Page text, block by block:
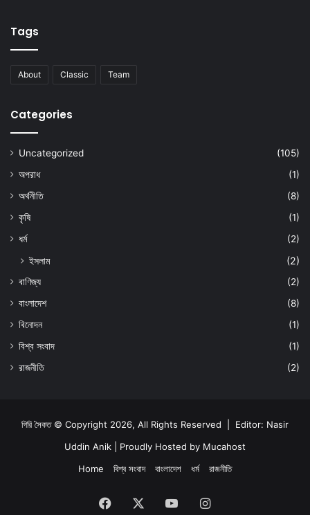
Tags
About Classic Team
Categories
Uncategorized
(105)
অপরাধ
(1)
অর্থনীতি
(8)
কৃষি
(1)
ধর্ম
(2)
ইসলাম (2)
বাণিজ্য
(2)
বাংলাদেশ
(8)
বিনোদন
(1)
বিশ্ব সংবাদ
(1)
রাজনীতি
(2)
গিরি সৈকত © Copyright 2026, All Rights Reserved | Editor: Nasir
Uddin Anik | Proudly Hosted by Mucahost
Home
বিশ্ব সংবাদ বাংলাদেশ ধর্ম রাজনীতি
Facebook YouTubeInstagram